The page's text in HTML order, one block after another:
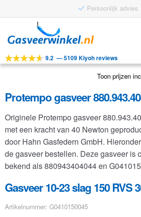
Persoonlijk advies
door
navigatie
naar
inhoud
Tools
Toepassingen
Klantenservice
FAQ
9.2 —5109 Kiyoh reviews
Toon prijzen
Protempo gasveer
Originele Protempo gasveer
met een kracht van 40 Newton
door Hahn Gasfedern GmbH.
de gasveer bestellen. Deze gasveer is
bekend als 880943404044 en
Gasveer 10-23 slag 150 RVS
Artikelnummer: G0410150045